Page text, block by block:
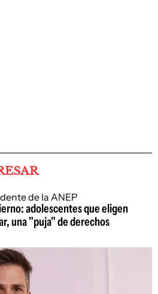
adolescentes que eligen
una "puja" de derechos